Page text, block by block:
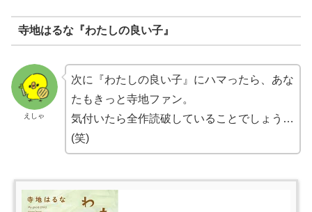
寺地はるな『わたしの良い子』
えしゃ
次に『わたしの良い子』にハマったら、あな
たもきっと寺地ファン。
気付いたら全作読破していることでしょう…
(笑)